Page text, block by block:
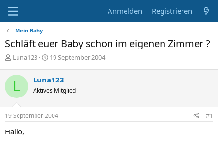
Anmelden Registrieren
Mein Baby
Schläft euer Baby schon im eigenen Zimmer ?
E
s
t
e
l
l
e
Luna123
E
t
e
l
t
19 September 2004
L Luna123
Aktives Mitglied
19 September 2004 #1
Hallo,